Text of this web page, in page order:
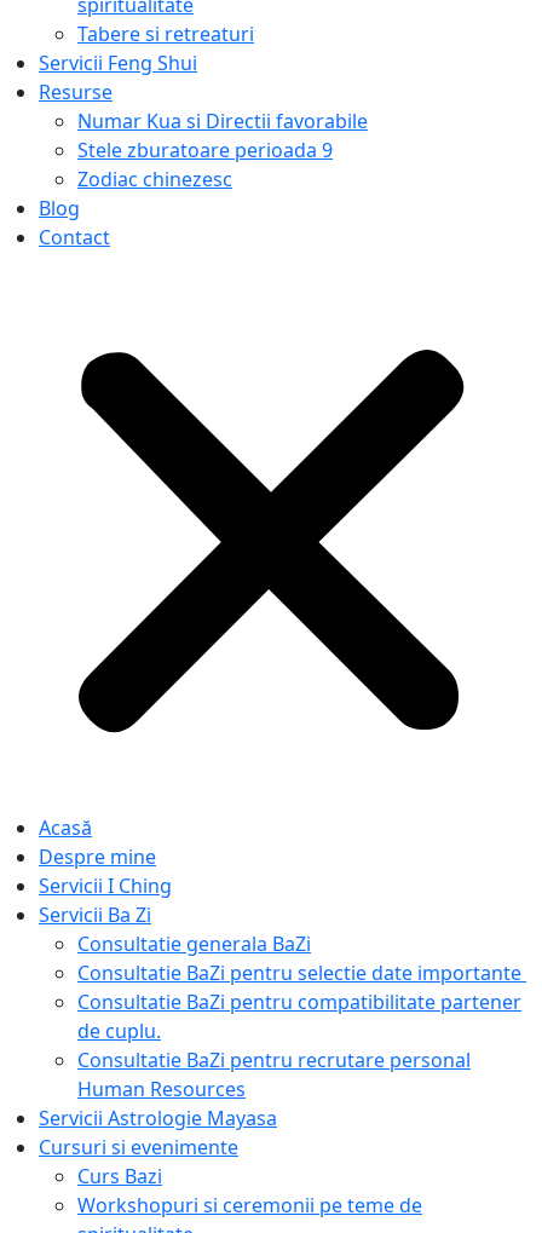
Tabere si retreaturi
Servicii Feng Shui
Resurse
Numar Kua si Directii favorabile
Stele zburatoare perioada 9
Zodiac chinezesc
Blog
Contact
Acasă
Despre mine
Servicii I Ching
Servicii Ba Zi
Consultatie generala BaZi​
Consultatie BaZi pentru selectie date importante ​
Consultatie BaZi pentru compatibilitate partener
de cuplu.
Consultatie BaZi pentru recrutare personal
Human Resources
Servicii Astrologie Mayasa
Cursuri si evenimente
Curs Bazi
Workshopuri si ceremonii pe teme de